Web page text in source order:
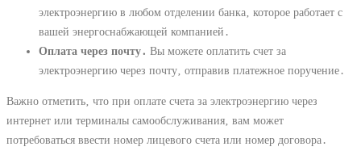
электроэнергию в любом отделении банка‚ которое работает с
вашей энергоснабжающей компанией․
Оплата через почту․ Вы можете оплатить счет за
электроэнергию через почту‚ отправив платежное поручение․
Важно отметить‚ что при оплате счета за электроэнергию через
интернет или терминалы самообслуживания‚ вам может
потребоваться ввести номер лицевого счета или номер договора․